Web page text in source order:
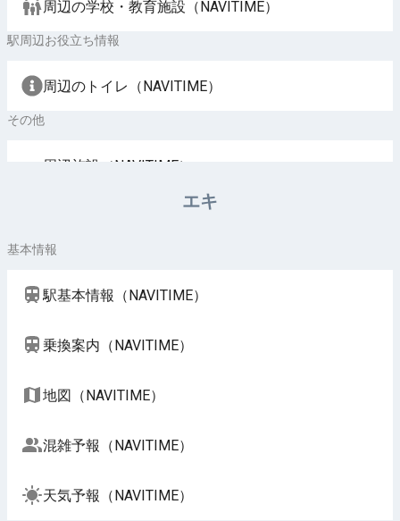
周辺の学校・教育施設（NAVITIME）
駅周辺お役立ち情報
周辺のトイレ（NAVITIME）
その他
周辺施設（NAVITIME）
エキ
基本情報
駅基本情報（NAVITIME）
乗換案内（NAVITIME）
地図（NAVITIME）
混雑予報（NAVITIME）
天気予報（NAVITIME）